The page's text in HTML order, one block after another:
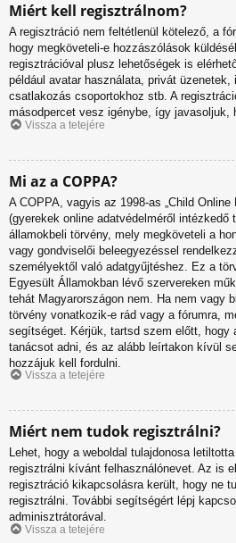
Miért kell regisztrálnom?
A regisztráció nem feltétlenül kötelező, a
hogy megköveteli-e hozzászólások
regisztrációval plusz lehetőségek is
például avatar használata, privát üzenetek,
csatlakozás csoportokhoz stb. A
másodpercet vesz igénybe, így javasoljuk,
Vissza a tetejére
Mi az a COPPA?
A COPPA, vagyis az 1998-as „Child
(gyerekek online adatvédelméről intézkedő
államokbeli törvény, mely megköveteli a
vagy gondviselői beleegyezéssel
személyektől való adatgyűjtéshez. Ez a
Egyesült Államokban lévő szervereken
tehát Magyarországon nem. Ha nem vagy
törvény vonatkozik-e rád vagy a fórumra,
segítséget. Kérjük, tartsd szem előtt, hogy
tanácsot adni, és az alább leírtakon kívül
hozzájuk kell fordulni.
Vissza a tetejére
Miért nem tudok regisztrálni?
Lehet, hogy a weboldal tulajdonosa
regisztrálni kívánt felhasználónevet. Az is
regisztráció kikapcsolásra került, hogy ne
regisztrálni. További segítségért lépj
adminisztrátorával.
Vissza a tetejére